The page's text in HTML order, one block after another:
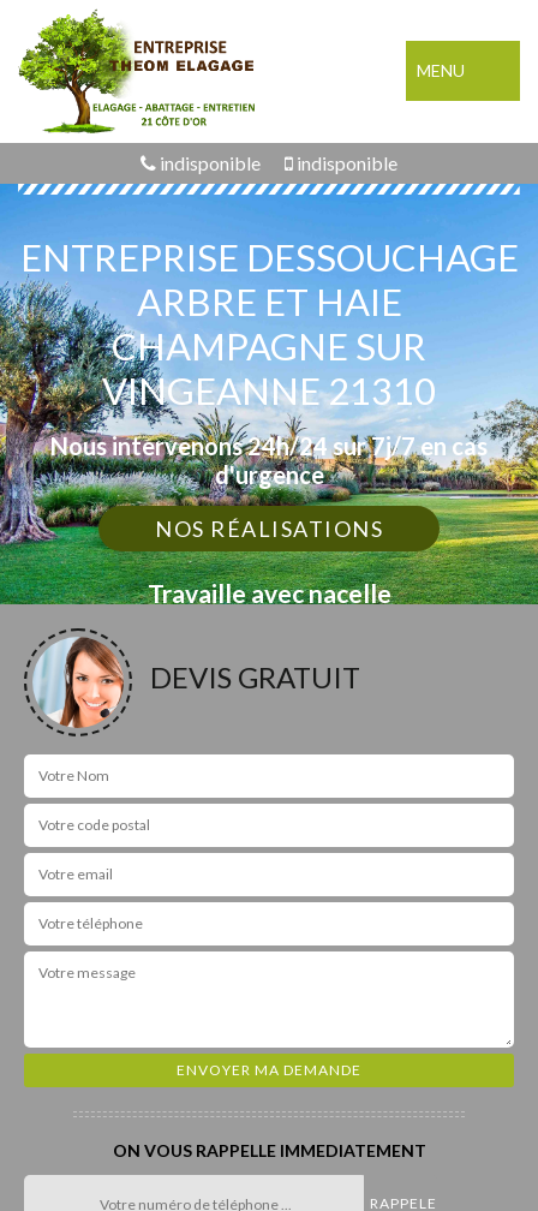
MENU
indisponible indisponible
ENTREPRISE DESSOUCHAGE
ARBRE ET HAIE
CHAMPAGNE SUR
VINGEANNE 21310
Nous intervenons 24h/24 sur 7j/7 en cas
d'urgence
NOS RÉALISATIONS
Travaille avec nacelle
DEVIS GRATUIT
ON VOUS RAPPELLE IMMEDIATEMENT